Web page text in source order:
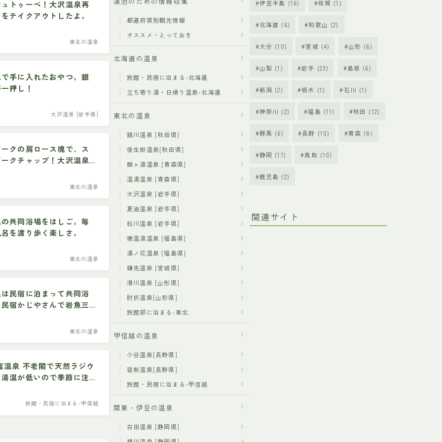
トゥーベ！大沢温泉再
テイクアウトしたよ。
東北の温泉
手に入れたおやつ。銀
押し！
大沢温泉 [岩手県]
クの肩ロース塊で、ス
クチャップ！大沢温泉
東北の温泉
共同浴場をはしご。毎
を渡り歩く楽しさ。
東北の温泉
民宿に泊まって共同浴
宿かじやさんで岩魚三
東北の温泉
温泉 不老閣で天然ラジウ
温が低いので季節に注
旅館・民宿に泊まる-甲信越
都道府県別観光情報
オススメ・とっておき
北海道の温泉
旅館・民宿に泊まる-北海道
立ち寄り湯・日帰り温泉-北海道
東北の温泉
銭川温泉 [秋田県]
後生掛温泉[秋田県]
酸ヶ湯温泉 [青森県]
温湯温泉 [青森県]
大沢温泉 [岩手県]
夏油温泉 [岩手県]
松川温泉 [岩手県]
微温湯温泉 [福島県]
湯ノ花温泉 [福島県]
鎌先温泉 [宮城県]
滑川温泉 [山形県]
肘折温泉[山形県]
旅館部に泊まる-東北
甲信越の温泉
小谷温泉[長野県]
沓掛温泉[長野県]
旅館・民宿に泊まる-甲信越
関東・伊豆の温泉
白田温泉 [静岡県]
伊豆半島 (16) 佐賀 (1)
北海道 (6) 和歌山 (2)
大分 (10) 宮城 (4) 山形 (6)
山梨 (1) 岩手 (23) 島根 (6)
新潟 (2) 栃木 (1) 石川 (1)
神奈川 (2) 福島 (11) 秋田 (12)
群馬 (6) 長野 (10) 青森 (8)
静岡 (17) 鳥取 (10)
鹿児島 (2)
関連サイト